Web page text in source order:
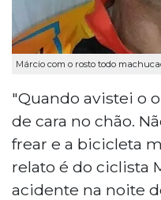
Márcio com o rosto todo
"Quando avistei o
de cara no chão.
frear e a bicicleta
relato é do ciclista
acidente na noite